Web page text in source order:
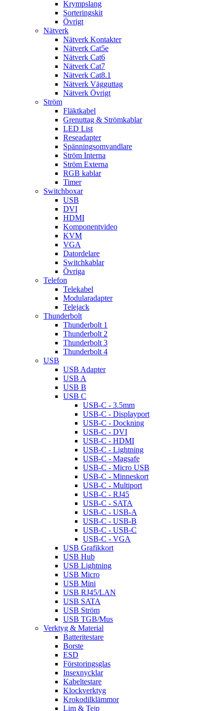
Krympslang
Sorteringskit
Övrigt
Nätverk
Nätverk Kontakter
Nätverk Cat5e
Nätverk Cat6
Nätverk Cat7
Nätverk Cat8.1
Nätverk Vägguttag
Nätverk Övrigt
Ström
Fläktkabel
Grenuttag & Strömkablar
LED List
Reseadapter
Spänningsomvandlare
Ström Interna
Ström Externa
RGB kablar
Timer
Switchboxar
USB
DVI
HDMI
Komponentvideo
KVM
VGA
Datordelare
Switchkablar
Övriga
Telefon
Telekabel
Modularadapter
Telejack
Thunderbolt
Thunderbolt 1
Thunderbolt 2
Thunderbolt 3
Thunderbolt 4
USB
USB Adapter
USB A
USB B
USB C
USB-C - 3.5mm
USB-C - Displayport
USB-C - Dockning
USB-C - DVI
USB-C - HDMI
USB-C - Lightning
USB-C - Magsafe
USB-C - Micro USB
USB-C - Minneskort
USB-C - Multiport
USB-C - RJ45
USB-C - SATA
USB-C - USB-A
USB-C - USB-B
USB-C - USB-C
USB-C - VGA
USB Grafikkort
USB Hub
USB Lightning
USB Micro
USB Mini
USB RJ45/LAN
USB SATA
USB Ström
USB TGB/Mus
Verktyg & Material
Batteritestare
Borste
ESD
Förstoringsglas
Insexnycklar
Kabeltestare
Klockverktyg
Krokodilklämmor
Lim & Tejp